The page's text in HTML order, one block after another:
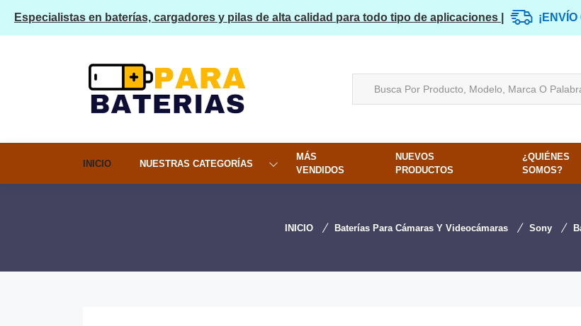
Especialistas en baterías, cargadores y pilas de alta calidad para todo tipo de aplicaciones |
INICIO NUESTRAS CATEGORÍAS
MÁS
VENDIDOS
NUEVOS
PRODUCTOS
¿QUIÉNES
SOMOS?
INICIO Baterías Para Cámaras Y Videocámaras Sony